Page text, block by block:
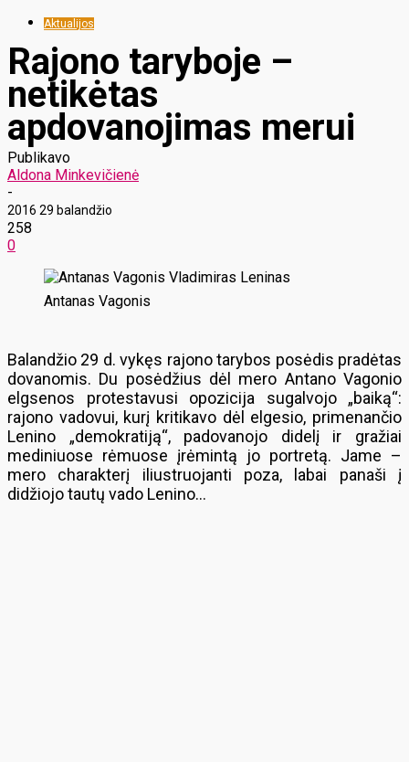
Aktualijos
Rajono taryboje –
netikėtas
apdovanojimas merui
Publikavo
Aldona Minkevičienė
-
2016 29 balandžio
258
0
Antanas Vagonis
Balandžio 29 d. vykęs rajono tarybos posėdis pradėtas
dovanomis. Du posėdžius dėl mero Antano Vagonio
elgsenos protestavusi opozicija sugalvojo „baiką“:
rajono vadovui, kurį kritikavo dėl elgesio, primenančio
Lenino „demokratiją“, padovanojo didelį ir gražiai
mediniuose rėmuose įrėmintą jo portretą. Jame –
mero charakterį iliustruojanti poza, labai panaši į
didžiojo tautų vado Lenino…